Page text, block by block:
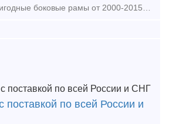
Продам ремонтопригодные боковые рамы от 2000-2015г с историей, рамы находятся в Смоленской области, оперативно привезем в любое депо РФ, в наличии 40 единиц, по всем интересующим вопросам прош
по всей России и